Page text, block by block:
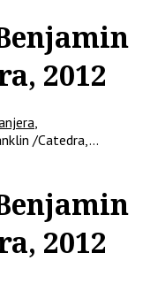
2012
/Catedra,…
2012